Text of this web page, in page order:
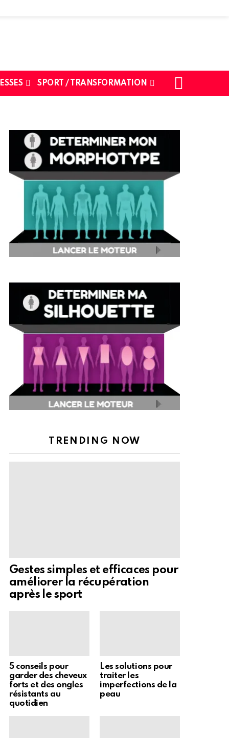
SPORT / TRANSFORMATION
TRENDING NOW
Gestes simples et efficaces pour
améliorer la récupération
après le sport
5 conseils pour
garder des cheveux
forts et des ongles
résistants au
quotidien
Les solutions pour
traiter les
imperfections de la
peau